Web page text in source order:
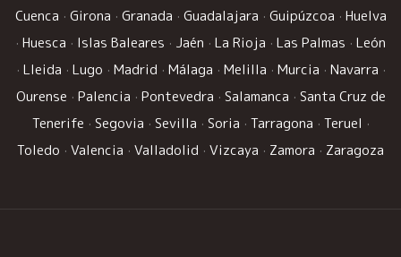
Cuenca · Girona · Granada · Guadalajara · Guipúzcoa · Huelva
· Huesca · Islas Baleares · Jaén · La Rioja · Las Palmas · León
· Lleida · Lugo · Madrid · Málaga · Melilla · Murcia · Navarra ·
Ourense · Palencia · Pontevedra · Salamanca · Santa Cruz de
Tenerife · Segovia · Sevilla · Soria · Tarragona · Teruel ·
Toledo · Valencia · Valladolid · Vizcaya · Zamora · Zaragoza